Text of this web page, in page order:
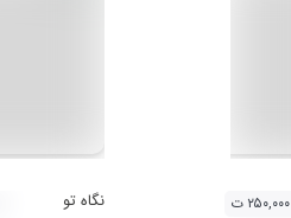
۲۵۰,۰۰۰ ت نگاه تو